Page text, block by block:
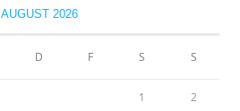
AUGUST 2026
D F S S
1 2